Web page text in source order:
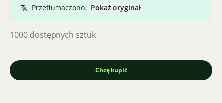
Przetłumaczono. Pokaż oryginał
1000 dostępnych sztuk
Chcę kupić